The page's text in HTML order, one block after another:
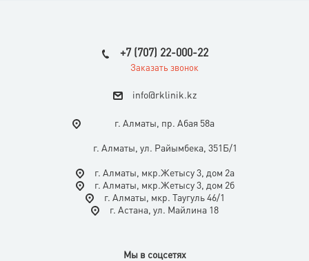
+7 (707) 22-000-22
Заказать звонок
info@rklinik.kz
г. Алматы, пр. Абая 58а
г. Алматы, ул. Райымбека, 351Б/1
г. Алматы, мкр.Жетысу 3, дом 2а
г. Алматы, мкр.Жетысу 3, дом 2б
г. Алматы, мкр. Таугуль 46/1
г. Астана, ул. Майлина 18
Мы в соцсетях